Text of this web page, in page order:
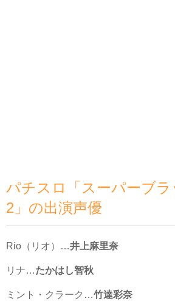
パチスロ「スーパーブラ
2」の出演声優
Rio（リオ）…井上麻里奈
リナ…たかはし智秋
ミント・クラーク…竹達彩奈